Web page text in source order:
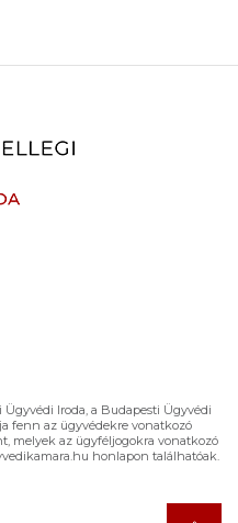
Ügyvédi Iroda, a Budapesti Ügyvédi
fenn az ügyvédekre vonatkozó
melyek az ügyféljogokra vonatkozó
honlapon találhatóak.